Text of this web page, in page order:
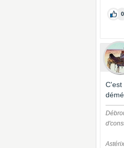
0
C'est